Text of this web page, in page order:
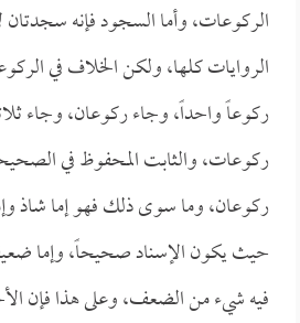
الركوعات، وأما السجود فإنه سجدتان
الروايات كلها، ولكن الخلاف في
ركوعاً واحداً، وجاء ركوعان، وجاء
ركوعات، والثابت المحفوظ في
ركوعان، وما سوى ذلك فهو إما شاذ
حيث يكون الإسناد صحيحاً، وإما
فيه شيء من الضعف، وعلى هذا فإن